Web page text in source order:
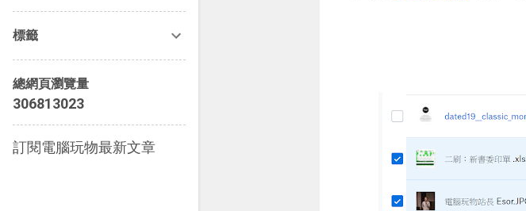
標籤
總網頁瀏覽量
306813023
訂閱電腦玩物最新文章